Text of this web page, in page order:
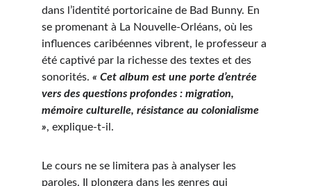
dans l’identité portoricaine de Bad Bunny. En
se promenant à La Nouvelle-Orléans, où les
influences caribéennes vibrent, le professeur a
été captivé par la richesse des textes et des
sonorités. « Cet album est une porte d’entrée
vers des questions profondes : migration,
mémoire culturelle, résistance au colonialisme
», explique-t-il.
Le cours ne se limitera pas à analyser les
paroles. Il plongera dans les genres qui